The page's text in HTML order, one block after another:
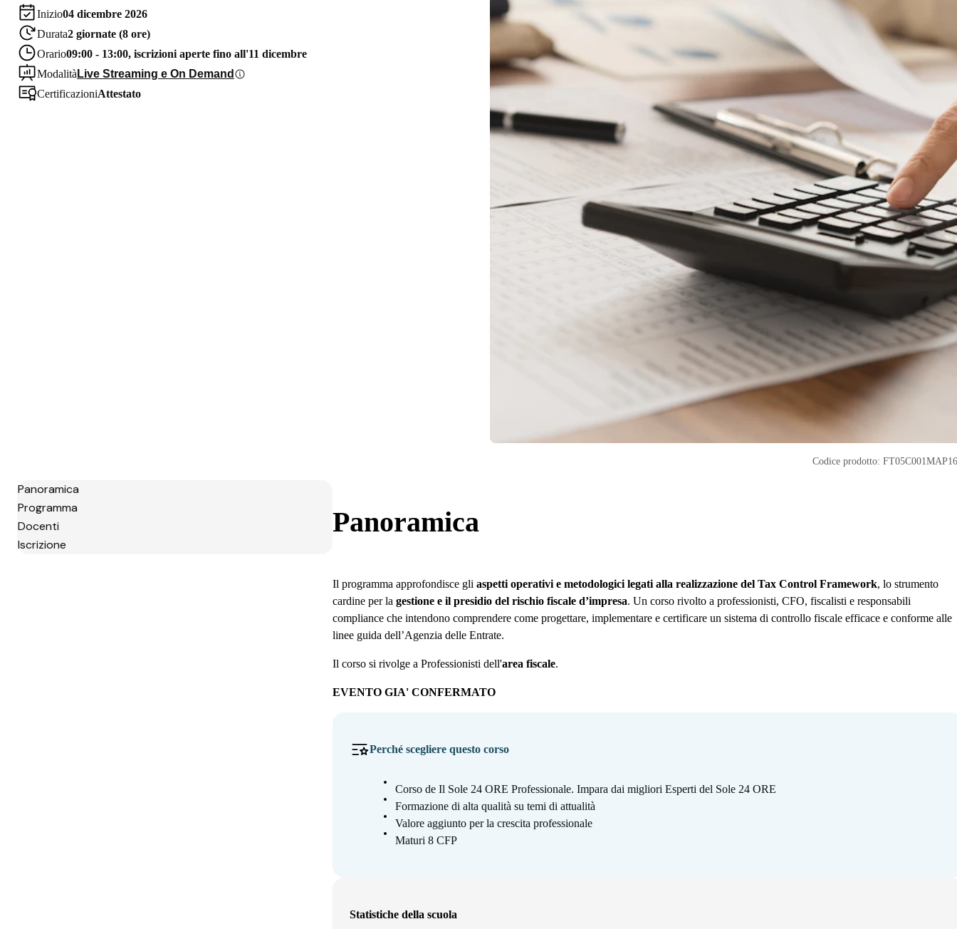
Inizio04 dicembre 2026
Durata2 giornate (8 ore)
Orario09:00 - 13:00, iscrizioni aperte fino all'11 dicembre
Modalità Live Streaming e On Demand
CertificazioniAttestato
Codice prodotto:
Panoramica
Programma
Docenti
Iscrizione
Panoramica
Il programma approfondisce gli aspetti operativi e metodologici legati alla realizzazione del Tax Control Framework, lo strumento
cardine per la gestione e il presidio del rischio fiscale d’impresa. Un corso rivolto a professionisti, CFO, fiscalisti e responsabili
compliance che intendono comprendere come progettare, implementare e certificare un sistema di controllo fiscale efficace e conforme alle
linee guida dell’Agenzia delle Entrate.
Il corso si rivolge a Professionisti dell'area fiscale.
EVENTO GIA' CONFERMATO
Perché scegliere questo corso
Corso de Il Sole 24 ORE Professionale. Impara dai migliori Esperti del Sole 24 ORE
Formazione di alta qualità su temi di attualità
Valore aggiunto per la crescita professionale
Maturi 8 CFP
Statistiche della scuola